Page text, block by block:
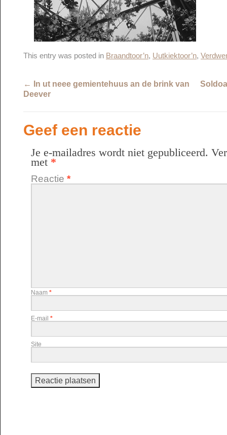
This entry was posted in Braandtoor’n, Uutkiektoor’n,
←
In ut neee gemientehuus an de brink van
Deever
Geef een reactie
Je e-mailadres wordt niet gepubliceerd.
met *
Reactie *
Naam *
E-mail *
Site